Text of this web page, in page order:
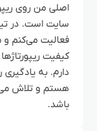
اصلی من روی
سایت است. در
فعالیت می‌کنم و
کیفیت
دارم. به
هستم و تلاش
باشد.